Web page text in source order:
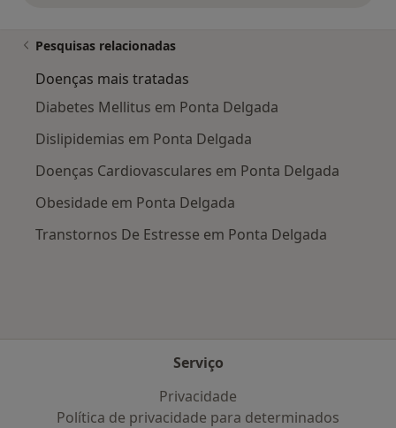
Pesquisas relacionadas
Doenças mais tratadas
Diabetes Mellitus em Ponta Delgada
Dislipidemias em Ponta Delgada
Doenças Cardiovasculares em Ponta Delgada
Obesidade em Ponta Delgada
Transtornos De Estresse em Ponta Delgada
Serviço
Privacidade
Política de privacidade para determinados